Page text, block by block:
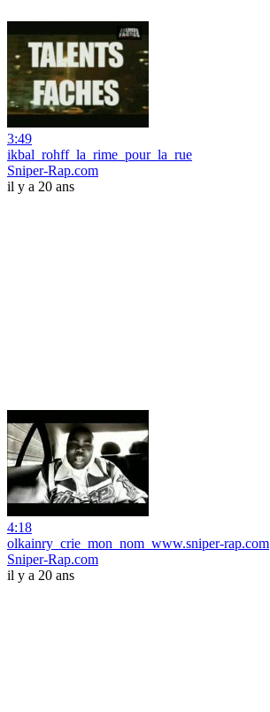
3:49
ikbal_rohff_la_rime_pour_la_rue
Sniper-Rap.com
il y a 20 ans
4:18
olkainry_crie_mon_nom_www.sniper-rap.com
Sniper-Rap.com
il y a 20 ans